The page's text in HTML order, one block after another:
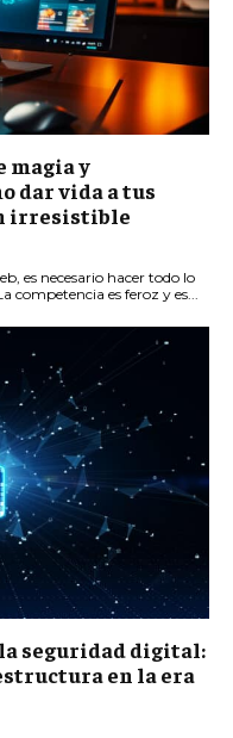
magia y
dar vida a tus
irresistible
es necesario hacer todo lo
es feroz y es...
seguridad digital:
en la era